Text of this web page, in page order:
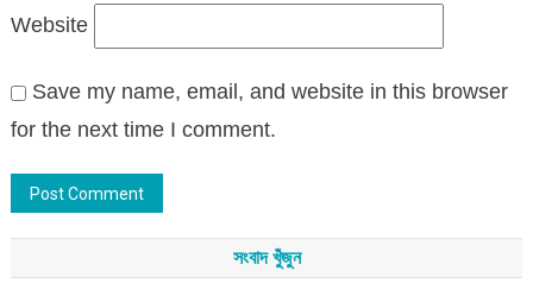
Website
Save my name, email, and website in this browser
for the next time I comment.
সংবাদ খুঁজুন